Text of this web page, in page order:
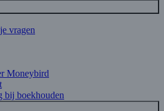
vragen
Moneybird
bij boekhouden